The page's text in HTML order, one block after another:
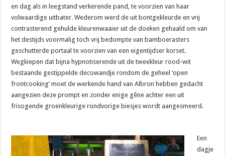
en dag als in leegstand verkerende pand, te voorzien van haar
volwaardige uitbater. Wederom werd de uit bontgekleurde en vrij
contrasterend gehulde kleurenwaaier uit de doeken gehaald om van
het destijds voormalig toch vrij bedompte van bamboerasters
geschutterde portaal te voorzien van een eigentijdser korset.
Wegkiepen dat bijna hypnotiserende uit de tweekleur rood-wit
bestaande gestippelde decowandje rondom de geheel ‘open
frontcooking’ moet de werkende hand van Albron hebben gedacht
aangezien deze prompt en zonder enige gêne achter een uit
frisogende groenkleurige rondvorige biesjes wordt aangesmeerd.
Een
dagje